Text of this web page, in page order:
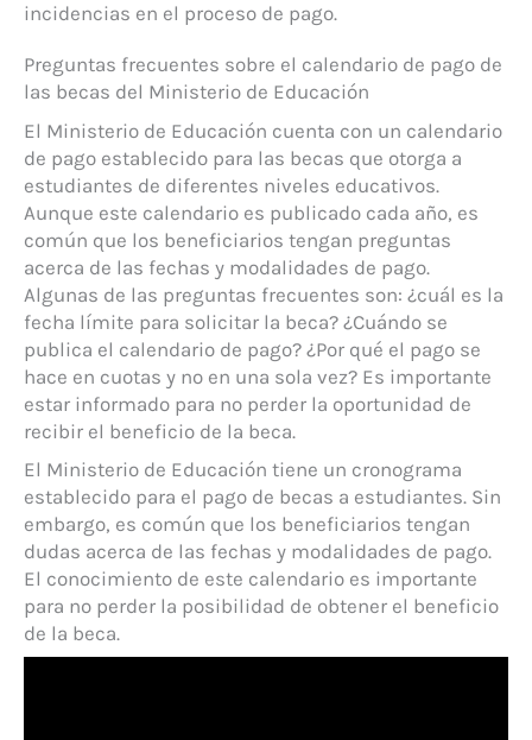
incidencias en el proceso de pago.
Preguntas frecuentes sobre el calendario de pago de
las becas del Ministerio de Educación
El Ministerio de Educación cuenta con un calendario
de pago establecido para las becas que otorga a
estudiantes de diferentes niveles educativos.
Aunque este calendario es publicado cada año, es
común que los beneficiarios tengan preguntas
acerca de las fechas y modalidades de pago.
Algunas de las preguntas frecuentes son: ¿cuál es la
fecha límite para solicitar la beca? ¿Cuándo se
publica el calendario de pago? ¿Por qué el pago se
hace en cuotas y no en una sola vez? Es importante
estar informado para no perder la oportunidad de
recibir el beneficio de la beca.
El Ministerio de Educación tiene un cronograma
establecido para el pago de becas a estudiantes. Sin
embargo, es común que los beneficiarios tengan
dudas acerca de las fechas y modalidades de pago.
El conocimiento de este calendario es importante
para no perder la posibilidad de obtener el beneficio
de la beca.